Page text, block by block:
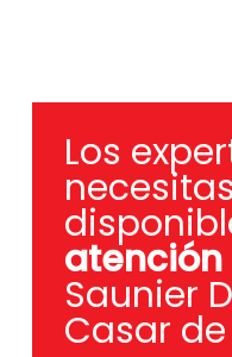
Los
Saunier
Casar